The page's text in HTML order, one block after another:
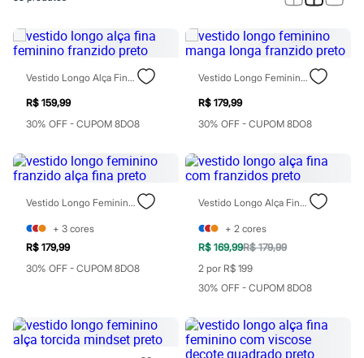
Macacões
Saias
Shorts e Bermudas
Vestidos
Bolsas
Bonés e Chapéus
Cintos
Óculos
Relógios
Botas
Chinelos
Rasteirinhas
Sandálias
Sapatilhas
Clock House
Mindset
Vestido Longo Alça Fina Feminino Franzido Preto
R$ 159,99
30% OFF - CUPOM 8DO8
Vestido Longo Feminino Manga Longa Franzido Preto
R$ 179,99
30% OFF - CUPOM 8DO8
Vestido Longo Feminino Franzido Alça Fina Preto
+ 3 cores
R$ 179,99
30% OFF - CUPOM 8DO8
Vestido Longo Alça Fina Com Franzidos Preto
+ 2 cores
R$ 169,99R$ 179,99
2 por R$ 199
30% OFF - CUPOM 8DO8